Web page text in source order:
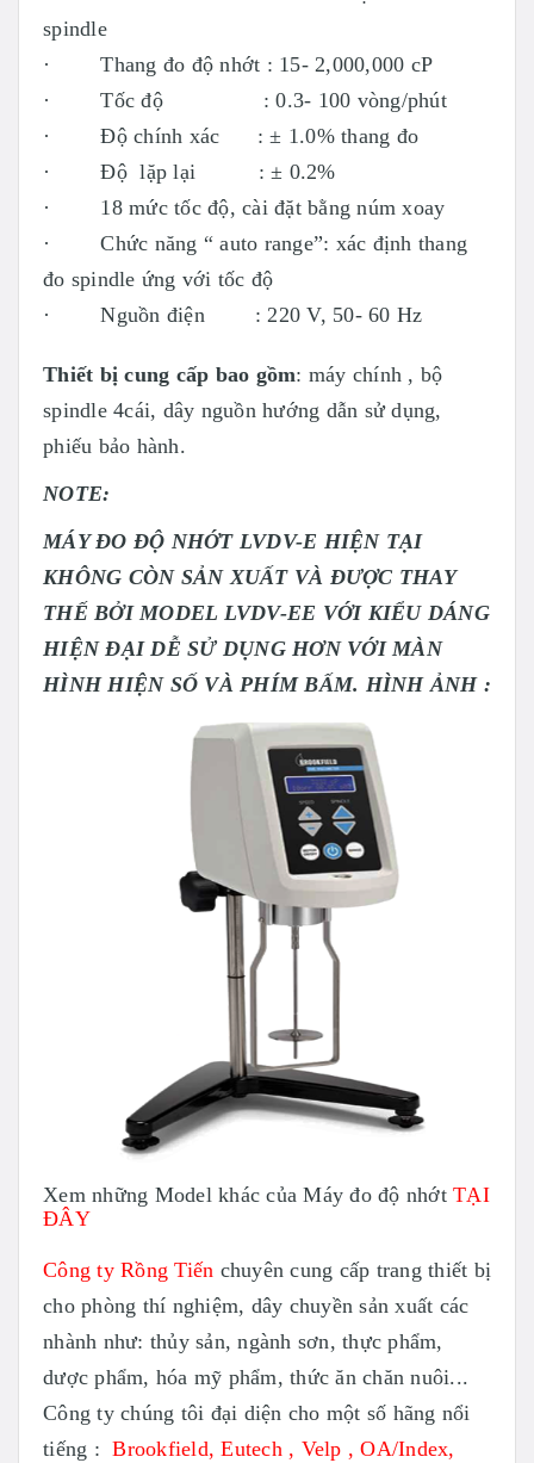
spindle
· Thang đo độ nhớt : 15- 2,000,000 cP
· Tốc độ : 0.3- 100 vòng/phút
· Độ chính xác : ± 1.0% thang đo
· Độ lặp lại : ± 0.2%
· 18 mức tốc độ, cài đặt bằng núm xoay
· Chức năng “ auto range”: xác định thang
đo spindle ứng với tốc độ
· Nguồn điện : 220 V, 50- 60 Hz
Thiết bị cung cấp bao gồm: máy chính , bộ
spindle 4cái, dây nguồn hướng dẫn sử dụng,
phiếu bảo hành.
NOTE:
MÁY ĐO ĐỘ NHỚT LVDV-E HIỆN TẠI
KHÔNG CÒN SẢN XUẤT VÀ ĐƯỢC THAY
THẾ BỞI MODEL LVDV-EE VỚI KIỂU DÁNG
HIỆN ĐẠI DỄ SỬ DỤNG HƠN VỚI MÀN
HÌNH HIỆN SỐ VÀ PHÍM BẤM. HÌNH ẢNH :
Xem những Model khác của Máy đo độ nhớt TẠI
ĐÂY
Công ty Rồng Tiến chuyên cung cấp trang thiết bị
cho phòng thí nghiệm, dây chuyền sản xuất các
nhành như: thủy sản, ngành sơn, thực phẩm,
dược phẩm, hóa mỹ phẩm, thức ăn chăn nuôi...
Công ty chúng tôi đại diện cho một số hãng nổi
tiếng :Brookfield,Eutech, Velp , OA/Index,